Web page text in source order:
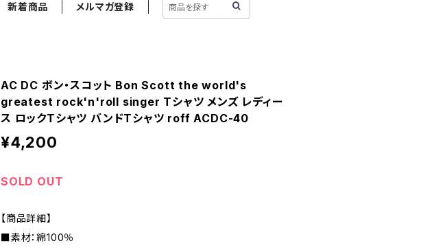
新着商品 メルマガ登録
AC DC ボン・スコット Bon Scott the world's
greatest rock'n'roll singer Tシャツ メンズ レディー
ス ロックTシャツ バンドTシャツ roff ACDC-40
¥4,200
SOLD OUT
【商品詳細】
■素材：綿100％